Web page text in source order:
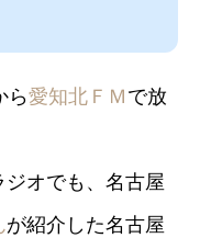
ら愛知北ＦＭ で放
ジオでも、名古屋
が紹介した名古屋